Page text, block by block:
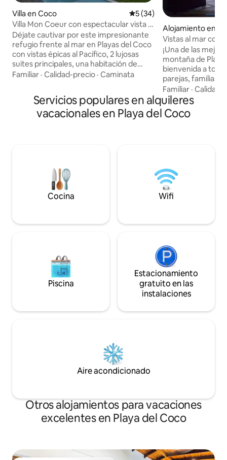
Villa en Coco Calificación promedio: 5 de
5 (34)
Villa Mon Coeur con espectacular vista al
mar en Coco Beach
Déjate cautivar por este impresionante
refugio frente al mar en Playas del Coco
con vistas épicas al Pacífico, 2 lujosas
suites principales, una habitación de
ensueño para niños (4 camas de tamaño
invitan a la relajación total. Elige nuestro
Luxe todo incluido: chef personal,
crea recuerdos inolvidables en este
paraíso que le robará el corazón.
¡Reserva ahora!
Familiar · Calidad-precio · Caminata
Alojamiento en
ach
Vistas al mar con
Isabela #6
¡Una de las
montaña de Playas del
bienvenida a
parejas, familias
Casa totalmente
cima de una
comunidad
de la playa. Tiendas de comestibles,
vistas de las
Coco. ¡Cerca de la naturaleza, pero no
muy lejos de los
Familiar ·Calidad-
Servicios populares en alquileres
vacacionales en Playa del Coco
Cocina Wifi
Piscina
Estacionamiento
gratuito en las
instalaciones
Aire acondicionado
Otros alojamientos para vacaciones
excelentes en Playa del Coco